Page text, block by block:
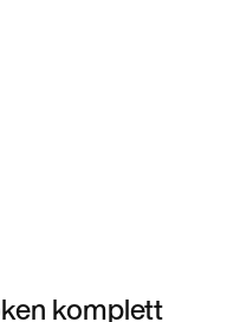
komplett